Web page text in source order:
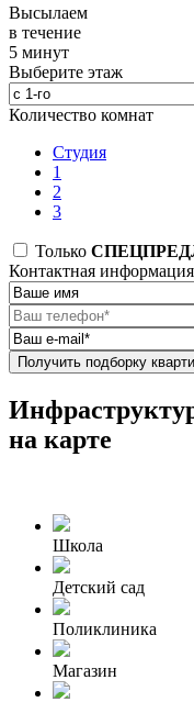
Высылаем
в течение
5 минут
Выберите этаж
Количество комнат
Студия
1
2
3
Только
Контактная информация
Получить подборку
на карте
Школа
Детский сад
Поликлиника
Магазин